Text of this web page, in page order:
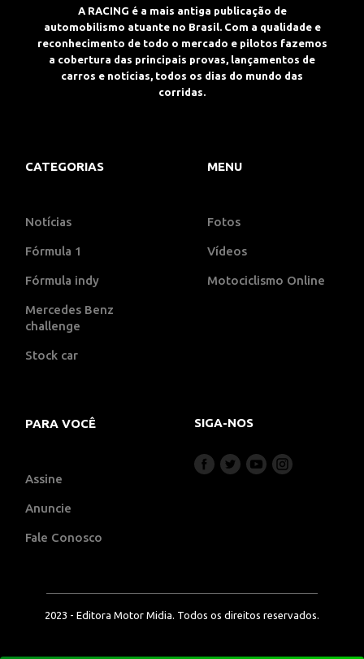
A RACING é a mais antiga publicação de
automobilismo atuante no Brasil. Com a qualidade e
reconhecimento de todo o mercado e pilotos fazemos
a cobertura das principais provas, lançamentos de
carros e notícias, todos os dias do mundo das
corridas.
CATEGORIAS
Notícias
Fórmula 1
Fórmula indy
Mercedes Benz
challenge
Stock car
MENU
Fotos
Vídeos
Motociclismo Online
PARA VOCÊ
Assine
Anuncie
Fale Conosco
SIGA-NOS
2023 - Editora Motor Midia. Todos os direitos reservados.